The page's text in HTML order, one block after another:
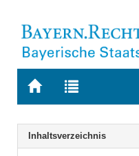
Zur
BAYERN.RECHT
Zur
letzten
Suche
Navigation
Inhaltsverzeichnis